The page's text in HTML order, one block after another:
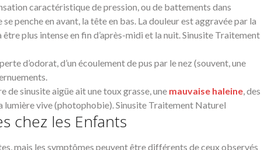
caractéristique de pression, ou de battements dans
penche en avant, la tête en bas. La douleur est aggravée par la
être plus intense en fin d’après-midi et la nuit. Sinusite Traitement
d’odorat, d’un écoulement de pus par le nez (souvent, une
desinusiteaigüe ait une toux grasse, une mauvaise haleine, des
vive (photophobie). Sinusite Traitement Naturel
chez les Enfants
, mais les symptômes peuvent être différents de ceux observés